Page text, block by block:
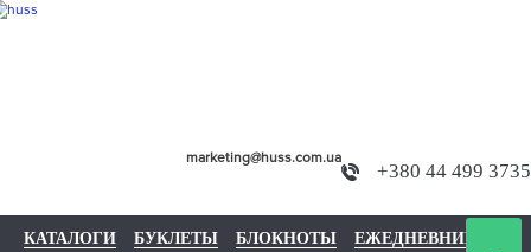
+380 44 499 3735
marketing@huss.com.ua
КАТАЛОГИ БУКЛЕТЫ БЛОКНОТЫ
ЕЖЕДНЕВНИКИ